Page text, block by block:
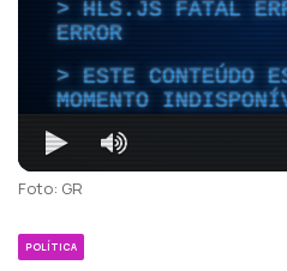
HLS.JS FATAL
ERROR
ESTE CONTEÚDO
MOMENTO
Foto: GR
POLÍTICA